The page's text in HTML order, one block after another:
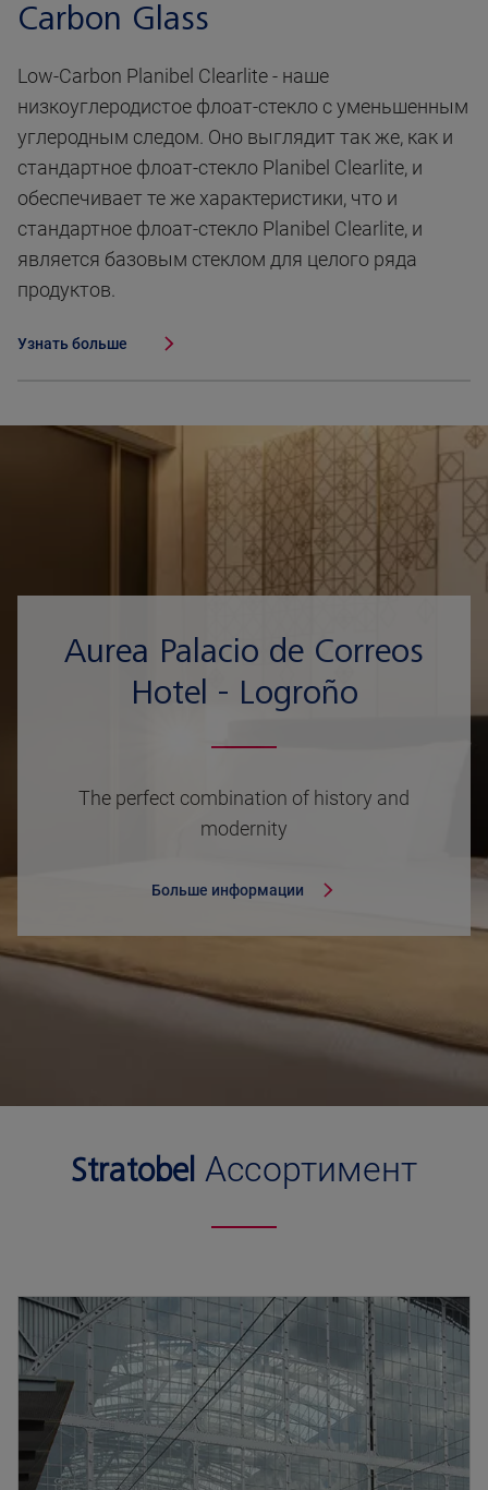
Carbon Glass
Low-Carbon Planibel Clearlite - наше
низкоуглеродистое флоат-стекло с уменьшенным
углеродным следом. Оно выглядит так же, как и
стандартное флоат-стекло Planibel Clearlite, и
обеспечивает те же характеристики, что и
стандартное флоат-стекло Planibel Clearlite, и
является базовым стеклом для целого ряда
продуктов.
Узнать больше
Aurea Palacio de Correos
Hotel - Logroño
The perfect combination of history and
modernity
Больше информации
Stratobel Ассортимент